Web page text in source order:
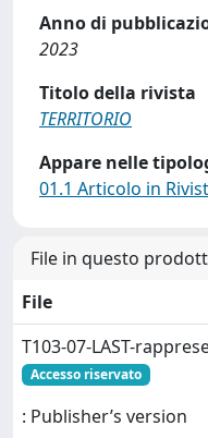
Anno di
2023
Titolo della rivista
TERRITORIO
Appare nelle
01.1 Articolo in
File in questo
File
T103-07-LAST-
Accesso riservato
: Publisher’s version